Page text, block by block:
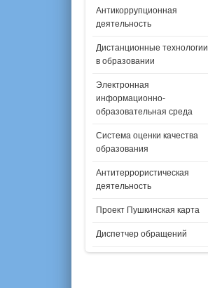
Антикоррупционная
деятельность
Дистанционные технологии
в образовании
Электронная
информационно-
образовательная среда
Система оценки качества
образования
Антитеррористическая
деятельность
Проект Пушкинская карта
Диспетчер обращений